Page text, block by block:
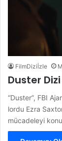
FilmDiziİzle
Duster Dizi
“Duster”, FBI
lordu Ezra
mücadeleyi